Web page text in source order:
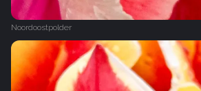
Noordoostpolder